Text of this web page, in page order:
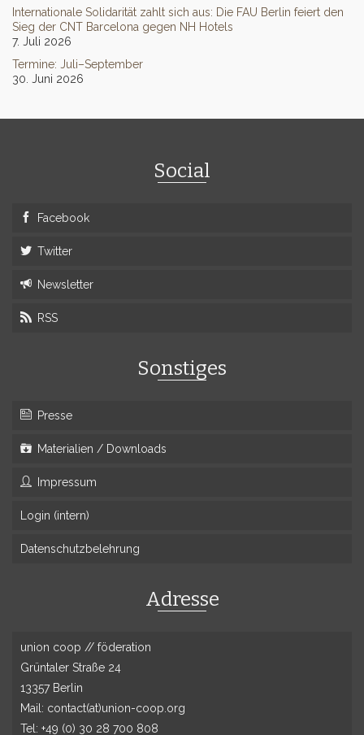
Internationale Solidarität zahlt sich aus: Die FAU Berlin feiert den
Sieg der CNT Barcelona gegen NH Hotels
7. Juli 2026
Termine: Juli–September
30. Juni 2026
Social
Facebook
Twitter
Newsletter
RSS
Sonstiges
Presse
Materialien / Downloads
Impressum
Login (intern)
Datenschutzbelehrung
Adresse
union coop // föderation
Grüntaler Straße 24
13357 Berlin
Mail: contact(at)union-coop.org
Tel: +49 (0) 30 28 700 808